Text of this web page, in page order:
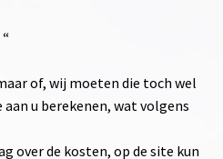
of, wij moeten die toch wel
u berekenen, wat volgens
over de kosten, op de site kun